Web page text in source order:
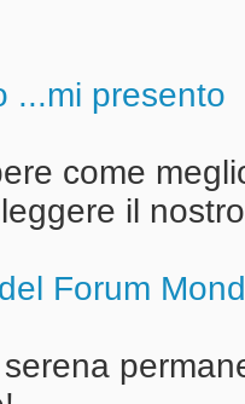
...mi presento
come
il
Forum